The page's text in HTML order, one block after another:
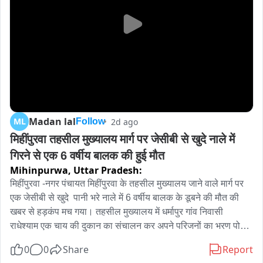
ML Madan lal Follow 2d ago
मिहींपुरवा तहसील मुख्यालय मार्ग पर जेसीबी से खुदे नाले में
गिरने से एक 6 वर्षीय बालक की हुई मौत
Mihinpurwa, Uttar Pradesh:
मिहींपुरवा -नगर पंचायत मिहींपुरवा के तहसील मुख्यालय जाने वाले मार्ग पर
एक जेसीबी से खुदे  पानी भरे नाले में 6 वर्षीय बालक के डूबने की मौत की
खबर से हड़कंप मच गया। तहसील मुख्यालय में धर्मापुर गांव निवासी
राधेश्याम एक चाय की दुकान का संचालन कर अपने परिजनों का भरण पोषण
काफी खोजबीन की किंतु उसका पता नहीं चल सका सोमवार की सुबह
0 0 Share Report